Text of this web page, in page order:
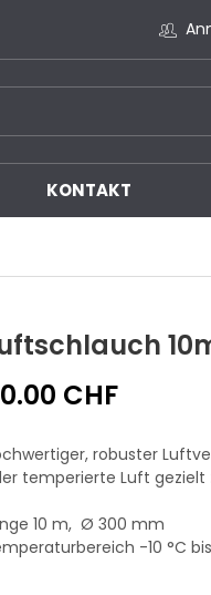
KONTAKT
CHF
robuster
temperierte Luft gezielt
10 m, Ø 300 mm
-10 °C